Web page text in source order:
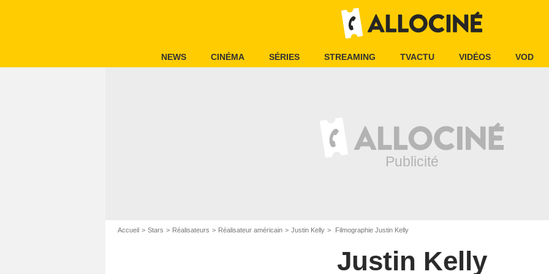
NEWS CINÉMA SÉRIES STREAMING TVACTU VIDÉOS VOD
Accueil Stars Réalisateurs Réalisateur américain Justin Kelly Filmographie Justin Kelly
Justin Kelly